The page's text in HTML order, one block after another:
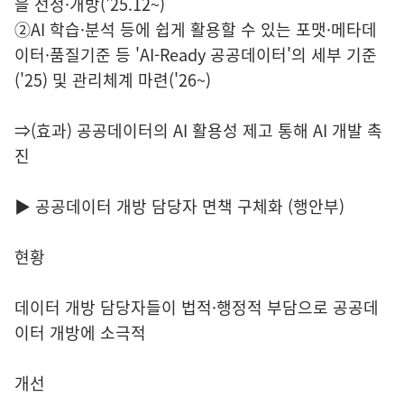
②AI 학습·분석 등에 쉽게 활용할 수 있는 포맷·메타데
이터·품질기준 등 'AI-Ready 공공데이터'의 세부 기준
('25) 및 관리체계 마련('26~)
⇒(효과) 공공데이터의 AI 활용성 제고 통해 AI 개발 촉
진
▶ 공공데이터 개방 담당자 면책 구체화 (행안부)
현황
데이터 개방 담당자들이 법적·행정적 부담으로 공공데
이터 개방에 소극적
개선